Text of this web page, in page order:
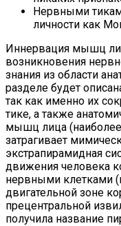
Нервными
личности как
Иннервация мышц
возникновения
знания из области
разделе будет
так как именно их
тике, а также
мышц лица (наиболее
затрагивает
экстрапирамидная
движения человека
нервными клетками
двигательной зоне
прецентральной
получила название